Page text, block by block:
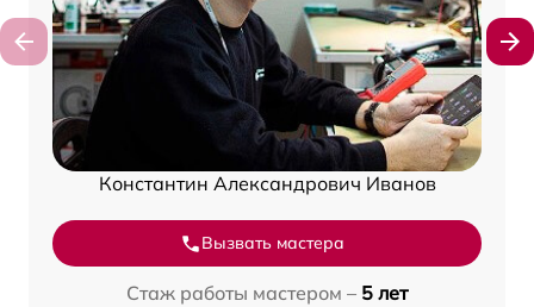
Константин Александрович Иванов
Вызвать мастера
Стаж работы мастером – 5 лет